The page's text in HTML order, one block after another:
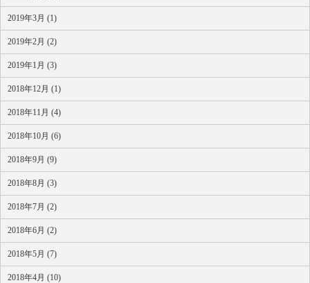
2019年3月 (1)
2019年2月 (2)
2019年1月 (3)
2018年12月 (1)
2018年11月 (4)
2018年10月 (6)
2018年9月 (9)
2018年8月 (3)
2018年7月 (2)
2018年6月 (2)
2018年5月 (7)
2018年4月 (10)